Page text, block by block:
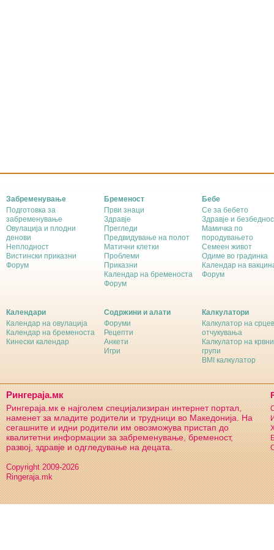
Забременување
Подготовка за
забременување
Овулација и плодни
денови
Неплодност
Вистински приказни
Форум
Бременост
Први знаци
Здравје
Прегледи
Предвидување на полот
Матични клетки
Проблеми
Приказни
Календар на бременоста
Форум
Бебе
Се за бебето
Здравје и
Мамичка по
породувањето
Семеен живот
Одиме во градинка
Календар на
Форум
Календари
Календар на овулација
Календар на бременоста
Кинески календар
Содржини и алати
Форуми
Рецепти
Анкети
Игри
Калкулатори
Калкулатор на
отчукувања
Калкулатор на крвни
групи
BMI калкулатор
Рингераја.мк
Рингераја.мк е најголем специјализиран интернет портал,
наменет за младите родители и трудници во Македонија. На
сегашните и идни родители им овозможува пристап до
квалитетни информации за забременување, бременост,
развој, здравје и одгледување на децата.
Copyright 2009-2026
Ringeraja.mk